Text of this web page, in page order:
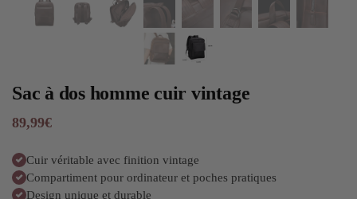
Sac à dos homme cuir vintage
89,99€
Cuir véritable avec finition vintage
Compartiment pour ordinateur et poches pratiques
Design unique et durable